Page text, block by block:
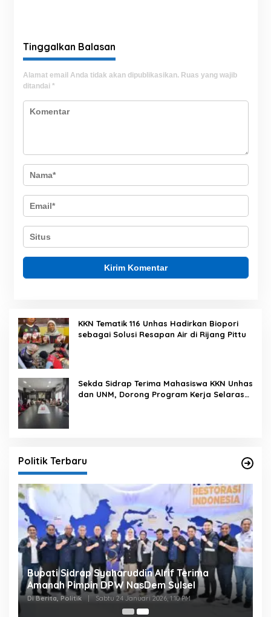
Tinggalkan Balasan
Alamat email Anda tidak akan dipublikasikan. Ruas yang wajib
ditandai *
KKN Tematik 116 Unhas Hadirkan Biopori
sebagai Solusi Resapan Air di Rijang Pittu
Sekda Sidrap Terima Mahasiswa KKN Unhas
dan UNM, Dorong Program Kerja Selaras
Politik Terbaru
Bupati Sidrap Syaharuddin Alrif Terima
Amanah Pimpin DPW NasDem Sulsel
Di Berita, Politik | Sabtu 24 Januari 2026, 1:10 PM